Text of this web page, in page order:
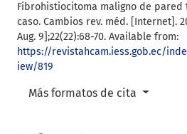
Fibrohistiocitoma maligno de pared
caso. Cambios rev. méd. [Internet].
Aug. 9];22(22):68-70. Available from:
https://revistahcam.iess.gob.ec/
iew/819
Más formatos de cita